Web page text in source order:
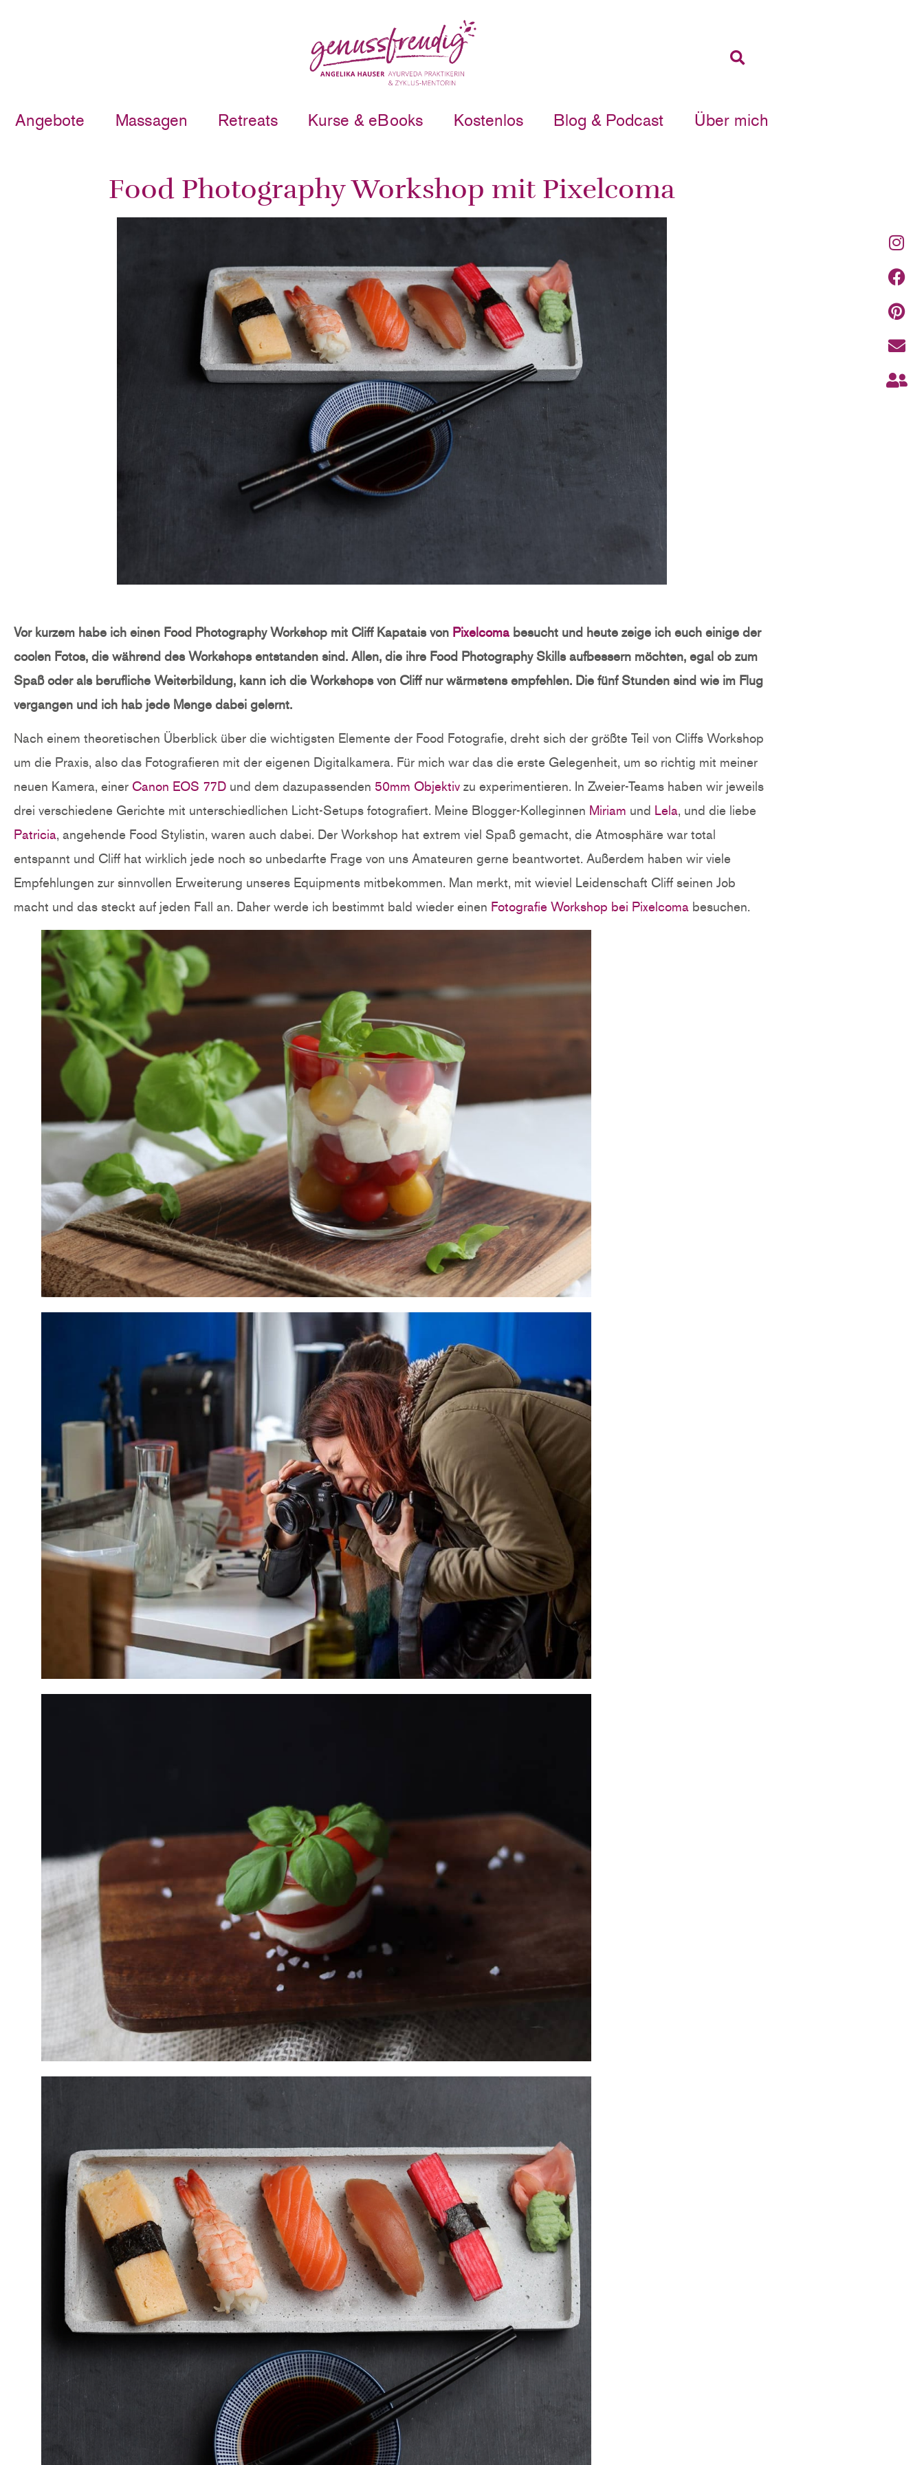
Angebote Massagen Retreats Kurse & eBooks Kostenlos Blog & Podcast Über mich
Food Photography Workshop mit Pixelcoma
Vor kurzem habe ich einen Food Photography Workshop mit Cliff Kapatais von Pixelcoma besucht und heute zeige ich euch einige der
coolen Fotos, die während des Workshops entstanden sind. Allen, die ihre Food Photography Skills aufbessern möchten, egal ob zum
Spaß oder als berufliche Weiterbildung, kann ich die Workshops von Cliff nur wärmstens empfehlen. Die fünf Stunden sind wie im Flug
vergangen und ich hab jede Menge dabei gelernt.
Nach einem theoretischen Überblick über die wichtigsten Elemente der Food Fotografie, dreht sich der größte Teil von Cliffs Workshop
um die Praxis, also das Fotografieren mit der eigenen Digitalkamera. Für mich war das die erste Gelegenheit, um so richtig mit meiner
neuen Kamera, einer Canon EOS 77D und dem dazupassenden 50mm Objektiv zu experimentieren. In Zweier-Teams haben wir jeweils
drei verschiedene Gerichte mit unterschiedlichen Licht-Setups fotografiert. Meine Blogger-Kolleginnen Miriam und Lela, und die liebe
Patricia, angehende Food Stylistin, waren auch dabei. Der Workshop hat extrem viel Spaß gemacht, die Atmosphäre war total
entspannt und Cliff hat wirklich jede noch so unbedarfte Frage von uns Amateuren gerne beantwortet. Außerdem haben wir viele
Empfehlungen zur sinnvollen Erweiterung unseres Equipments mitbekommen. Man merkt, mit wieviel Leidenschaft Cliff seinen Job
macht und das steckt auf jeden Fall an. Daher werde ich bestimmt bald wieder einen Fotografie Workshop bei Pixelcoma besuchen.